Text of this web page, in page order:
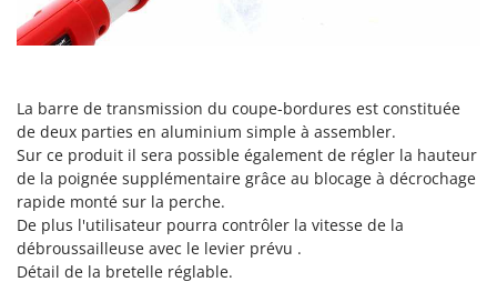
Pulvérisateurs
Pulvérisateurs portés
R
Rafraîchisseurs d'air par évaporation
Rampes de chargement en aluminium
Râpes à fromage électriques
Râteaux pour tracteur
Remplisseuses
Robots nettoyeurs de piscine
GRIFO
GVS
H
Hailo
Helvi
Henx
HiKOKI
Honda
La barre de transmission du coupe-bordures est constituée
de deux parties en aluminium simple à assembler.
Sur ce produit il sera possible également de régler la hauteur
de la poignée supplémentaire grâce au blocage à décrochage
rapide monté sur la perche.
De plus l'utilisateur pourra contrôler la vitesse de la
débroussailleuse avec le levier prévu .
Détail de la bretelle réglable.